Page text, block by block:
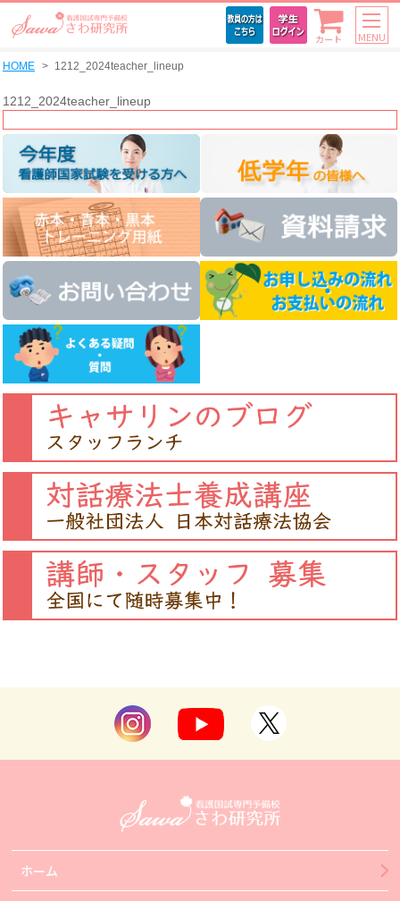
カート MENU
HOME 1212_2024teacher_lineup
1212_2024teacher_lineup
ホーム